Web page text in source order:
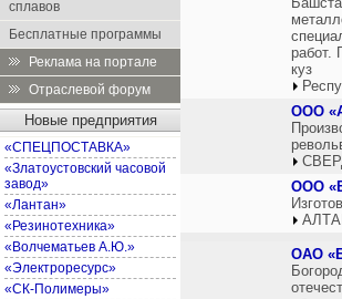
сплавов
Бесплатные программы
Реклама на портале
Отраслевой форум
Новые предприятия
«СПЕЦПОСТАВКА»
«Златоустовский часовой
завод»
«Лантан»
«Резинотехника»
«Волчематьев А.Ю.»
«Электроресурс»
«СК-Полимеры»
работ.
куз
ООО
ООО
ОАО